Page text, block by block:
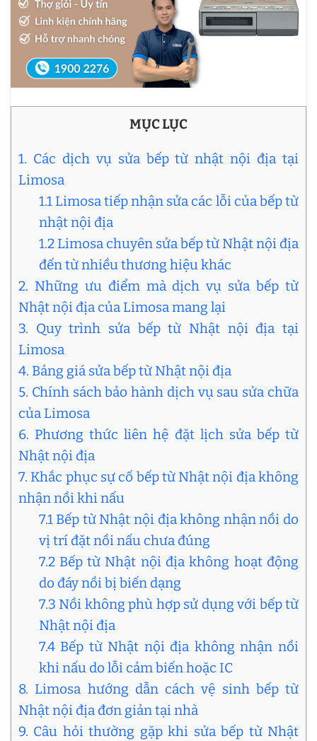
MỤC LỤC
1. Các dịch vụ sửa bếp từ nhật nội địa tại
Limosa
1.1 Limosa tiếp nhận sửa các lỗi của bếp từ
nhật nội địa
1.2 Limosa chuyên sửa bếp từ Nhật nội địa
đến từ nhiều thương hiệu khác
2. Những ưu điểm mà dịch vụ sửa bếp từ
Nhật nội địa của Limosa mang lại
3. Quy trình sửa bếp từ Nhật nội địa tại
Limosa
4. Bảng giá sửa bếp từ Nhật nội địa
5. Chính sách bảo hành dịch vụ sau sửa chữa
của Limosa
6. Phương thức liên hệ đặt lịch sửa bếp từ
Nhật nội địa
7. Khắc phục sự cố bếp từ Nhật nội địa không
nhận nồi khi nấu
7.1 Bếp từ Nhật nội địa không nhận nồi do
vị trí đặt nồi nấu chưa đúng
7.2 Bếp từ Nhật nội địa không hoạt động
do đáy nồi bị biến dạng
7.3 Nồi không phù hợp sử dụng với bếp từ
Nhật nội địa
7.4 Bếp từ Nhật nội địa không nhận nồi
khi nấu do lỗi cảm biến hoặc IC
8. Limosa hướng dẫn cách vệ sinh bếp từ
Nhật nội địa đơn giản tại nhà
9. Câu hỏi thường gặp khi sửa bếp từ Nhật